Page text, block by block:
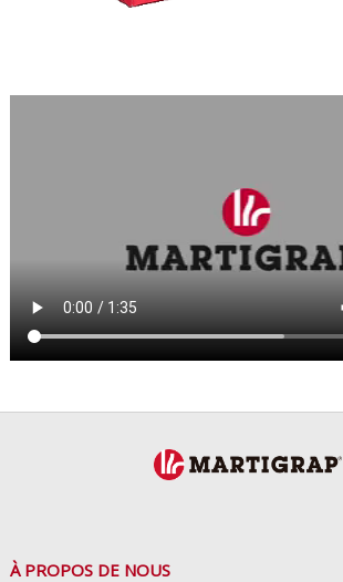
À PROPOS DE NOUS